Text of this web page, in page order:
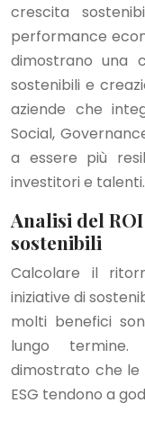
crescita
performance
dimostrano una
sostenibili e
aziende che
Social,
a essere più
investitori e talenti.
Analisi del
sostenibili
Calcolare il
iniziative di
molti benefici
lungo termine.
dimostrato che
ESG tendono a